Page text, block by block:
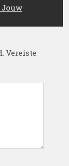
Jouw
Vereiste